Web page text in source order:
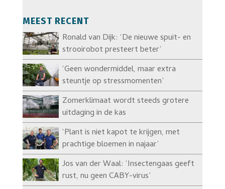
MEEST RECENT
Ronald van Dijk: ‘De nieuwe spuit- en
strooirobot presteert beter’
‘Geen wondermiddel, maar extra
steuntje op stressmomenten’
Zomerklimaat wordt steeds grotere
uitdaging in de kas
‘Plant is niet kapot te krijgen, met
prachtige bloemen in najaar’
Jos van der Waal: ‘Insectengaas geeft
rust, nu geen CABY-virus’